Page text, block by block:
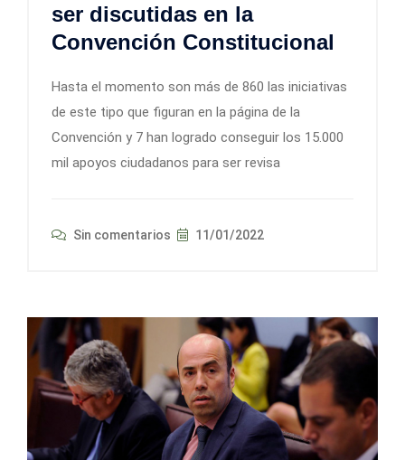
ser discutidas en la
Convención Constitucional
Hasta el momento son más de 860 las iniciativas
de este tipo que figuran en la página de la
Convención y 7 han logrado conseguir los 15.000
mil apoyos ciudadanos para ser revisa
Sin comentarios 11/01/2022